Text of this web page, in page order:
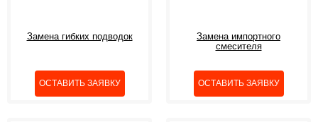
Замена гибких подводок
Замена импортного
смесителя